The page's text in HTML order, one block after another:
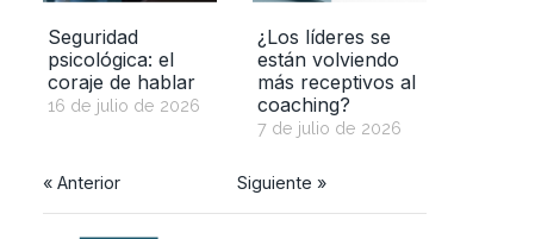
Seguridad
psicológica: el
coraje de hablar
16 de julio de 2026
¿Los líderes se
están volviendo
más receptivos al
coaching?
7 de julio de 2026
« Anterior Siguiente »